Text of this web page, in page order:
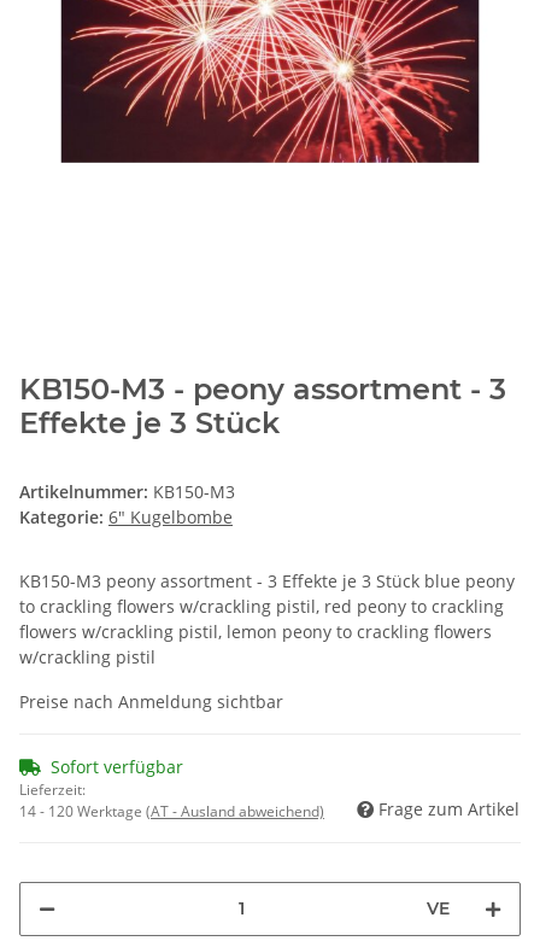
KB150-M3 - peony assortment - 3
Effekte je 3 Stück
Artikelnummer: KB150-M3
Kategorie: 6" Kugelbombe
KB150-M3 peony assortment - 3 Effekte je 3 Stück blue peony
to crackling flowers w/crackling pistil, red peony to crackling
flowers w/crackling pistil, lemon peony to crackling flowers
w/crackling pistil
Preise nach Anmeldung sichtbar
Sofort verfügbar
Lieferzeit:
14 - 120 Werktage (AT - Ausland abweichend) Frage zum Artikel
VE